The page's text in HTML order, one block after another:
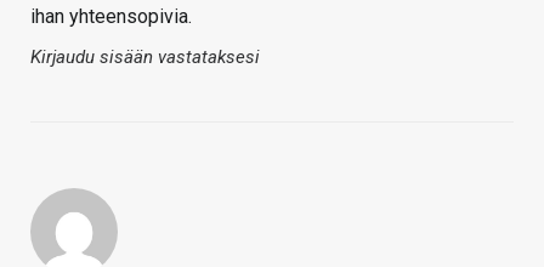
ihan yhteensopivia.
Kirjaudu sisään vastataksesi